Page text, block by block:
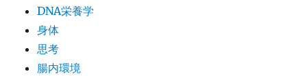
DNA栄養学
身体
思考
腸内環境